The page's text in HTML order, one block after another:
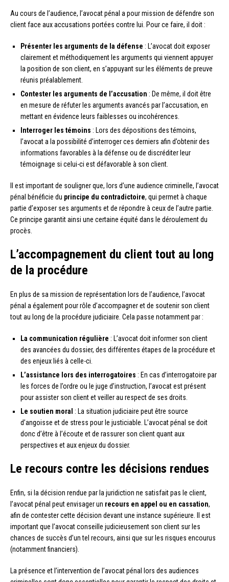
Au cours de l’audience, l’avocat pénal a pour mission de défendre son
client face aux accusations portées contre lui. Pour ce faire, il doit :
Présenter les arguments de la défense : L’avocat doit exposer
clairement et méthodiquement les arguments qui viennent appuyer
la position de son client, en s’appuyant sur les éléments de preuve
réunis préalablement.
Contester les arguments de l’accusation : De même, il doit être
en mesure de réfuter les arguments avancés par l’accusation, en
mettant en évidence leurs faiblesses ou incohérences.
Interroger les témoins : Lors des dépositions des témoins,
l’avocat a la possibilité d’interroger ces derniers afin d’obtenir des
informations favorables à la défense ou de discréditer leur
témoignage si celui-ci est défavorable à son client.
Il est important de souligner que, lors d’une audience criminelle, l’avocat
pénal bénéficie du principe du contradictoire, qui permet à chaque
partie d’exposer ses arguments et de répondre à ceux de l’autre partie.
Ce principe garantit ainsi une certaine équité dans le déroulement du
procès.
L’accompagnement du client tout au long
de la procédure
En plus de sa mission de représentation lors de l’audience, l’avocat
pénal a également pour rôle d’accompagner et de soutenir son client
tout au long de la procédure judiciaire. Cela passe notamment par :
La communication régulière : L’avocat doit informer son client
des avancées du dossier, des différentes étapes de la procédure et
des enjeux liés à celle-ci.
L’assistance lors des interrogatoires : En cas d’interrogatoire par
les forces de l’ordre ou le juge d’instruction, l’avocat est présent
pour assister son client et veiller au respect de ses droits.
Le soutien moral : La situation judiciaire peut être source
d’angoisse et de stress pour le justiciable. L’avocat pénal se doit
donc d’être à l’écoute et de rassurer son client quant aux
perspectives et aux enjeux du dossier.
Le recours contre les décisions rendues
Enfin, si la décision rendue par la juridiction ne satisfait pas le client,
l’avocat pénal peut envisager un recours en appel ou en cassation,
afin de contester cette décision devant une instance supérieure. Il est
important que l’avocat conseille judicieusement son client sur les
chances de succès d’un tel recours, ainsi que sur les risques encourus
(notamment financiers).
La présence et l’intervention de l’avocat pénal lors des audiences